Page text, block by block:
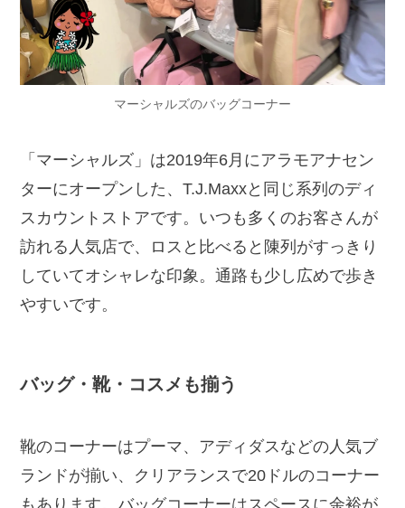
マーシャルズのバッグコーナー
「マーシャルズ」は2019年6月にアラモアナセン
ターにオープンした、T.J.Maxxと同じ系列のディ
スカウントストアです。いつも多くのお客さんが
訪れる人気店で、ロスと比べると陳列がすっきり
していてオシャレな印象。通路も少し広めで歩き
やすいです。
バッグ・靴・コスメも揃う
靴のコーナーはプーマ、アディダスなどの人気ブ
ランドが揃い、クリアランスで20ドルのコーナー